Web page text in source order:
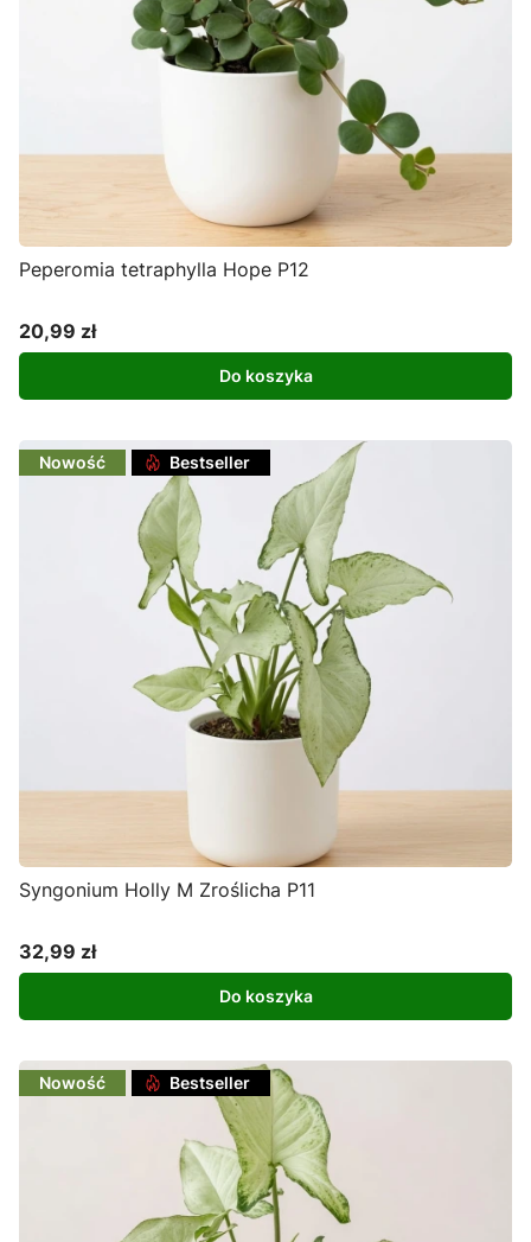
Peperomia tetraphylla Hope P12
Cena
20,99 zł
Do koszyka
Nowość Bestseller
Syngonium Holly M Zroślicha P11
Cena
32,99 zł
Do koszyka
Nowość Bestseller